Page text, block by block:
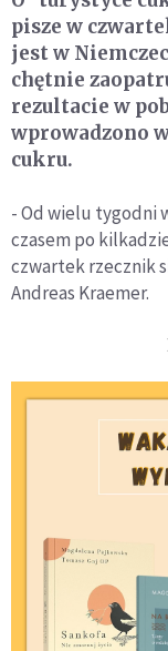
pisze w
jest w
chętnie
rezultacie w
wprowadzono
cukru.
- Od wielu tygodni
czasem po
czwartek rzecznik
Andreas Kraemer.